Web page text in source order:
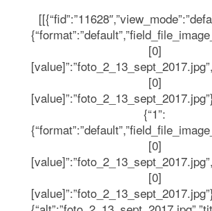
[0]
[0]
{“1”:
[0]
[0]